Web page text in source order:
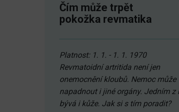
Čím může trpět
pokožka revmatika
Platnost: 1. 1. - 1. 1. 1970
Revmatoidní artritida není jen
onemocnění kloubů. Nemoc může
napadnout i jiné orgány. Jedním z
bývá i kůže. Jak si s tím poradit?